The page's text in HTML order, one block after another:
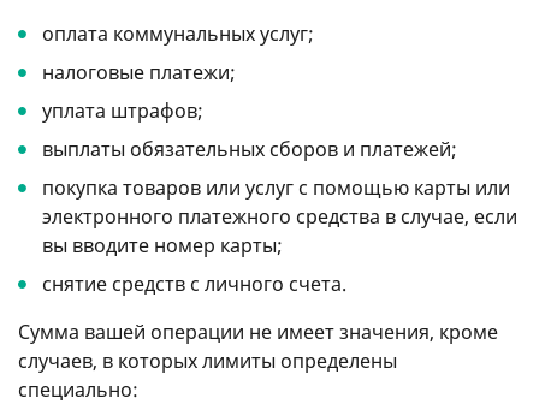
оплата коммунальных услуг;
налоговые платежи;
уплата штрафов;
выплаты обязательных сборов и платежей;
покупка товаров или услуг с помощью карты или
электронного платежного средства в случае, если
вы вводите номер карты;
снятие средств с личного счета.
Сумма вашей операции не имеет значения, кроме
случаев, в которых лимиты определены
специально: